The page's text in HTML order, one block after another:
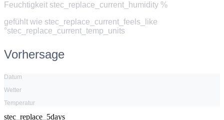
Feuchtigkeit stec_replace_current_humidity %
gefühlt wie stec_replace_current_feels_like
°stec_replace_current_temp_units
Vorhersage
Datum
Wetter
Temperatur
stec_replace_5days